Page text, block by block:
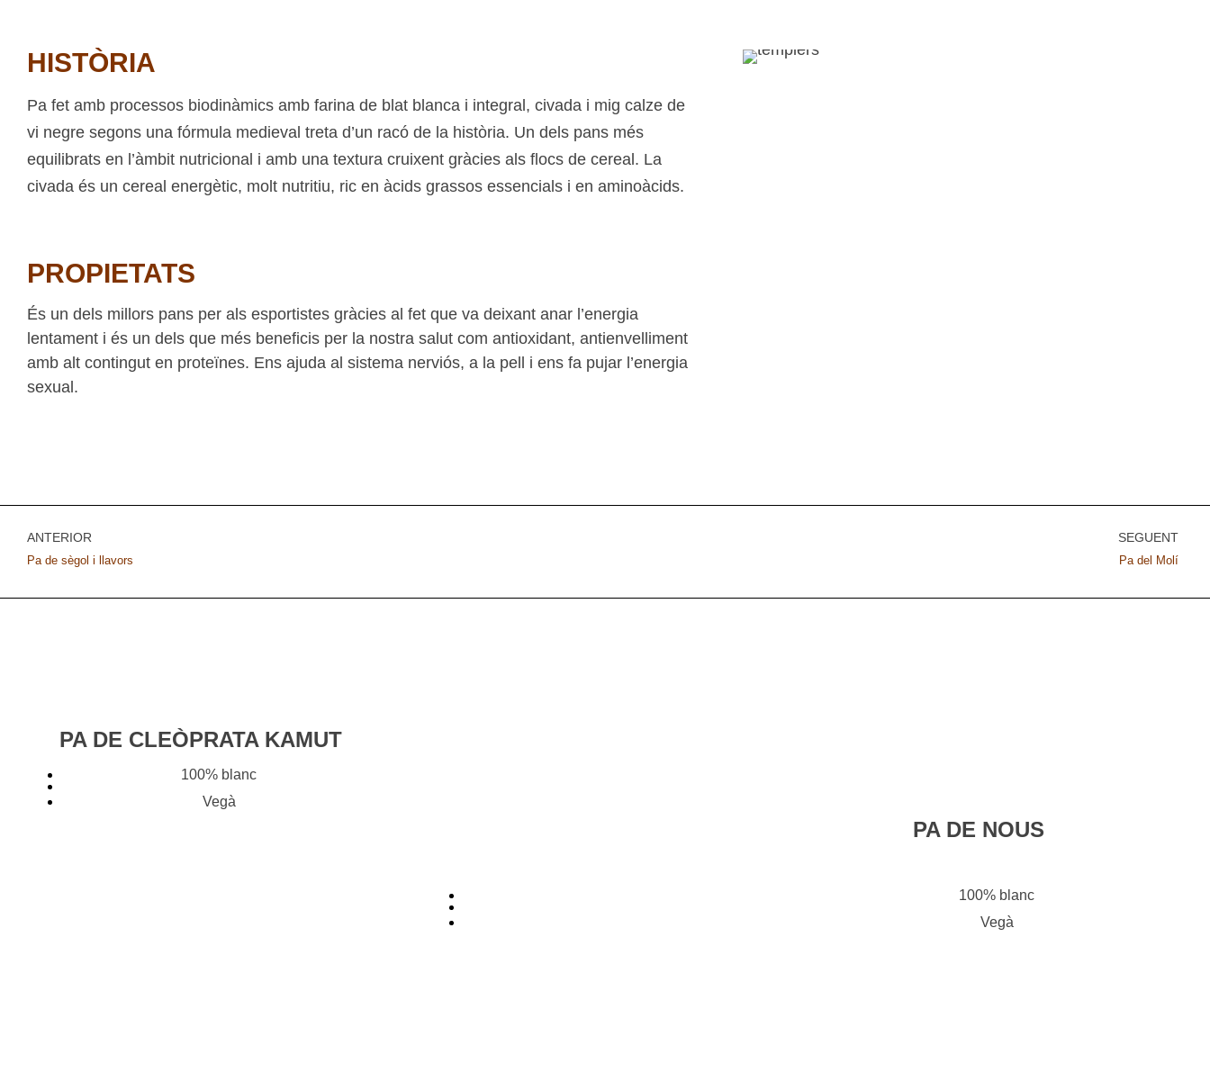
HISTÒRIA
Pa fet amb processos biodinàmics amb farina de blat blanca i integral, civada i mig calze de
vi negre segons una fórmula medieval treta d’un racó de la història. Un dels pans més
equilibrats en l’àmbit nutricional i amb una textura cruixent gràcies als flocs de cereal. La
civada és un cereal energètic, molt nutritiu, ric en àcids grassos essencials i en aminoàcids.
PROPIETATS
És un dels millors pans per als esportistes gràcies al fet que va deixant anar l’energia
lentament i és un dels que més beneficis per la nostra salut com antioxidant, antienvelliment
amb alt contingut en proteïnes. Ens ajuda al sistema nerviós, a la pell i ens fa pujar l’energia
sexual.
ANTERIOR
Pa de sègol i llavors
SEGÜENT
Pa del Molí
PA DE CLEÒPRATA KAMUT
100% blanc
Vegà
PA DE NOUS
100% blanc
Vegà